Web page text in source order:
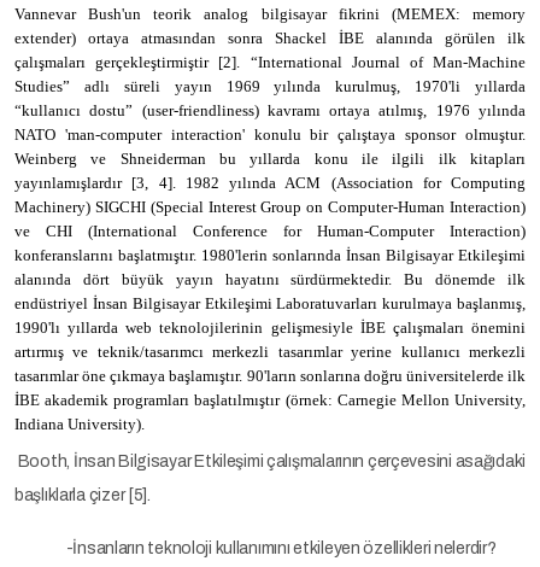
Vannevar Bush'un teorik analog bilgisayar fikrini (MEMEX: memory
extender) ortaya atmasından sonra Shackel İBE alanında görülen ilk
çalışmaları gerçekleştirmiştir [2]. “International Journal of Man-Machine
Studies” adlı süreli yayın 1969 yılında kurulmuş, 1970'li yıllarda
“kullanıcı dostu” (user-friendliness) kavramı ortaya atılmış, 1976 yılında
NATO 'man-computer interaction' konulu bir çalıştaya sponsor olmuştur.
Weinberg ve Shneiderman bu yıllarda konu ile ilgili ilk kitapları
yayınlamışlardır [3, 4]. 1982 yılında ACM (Association for Computing
Machinery) SIGCHI (Special Interest Group on Computer-Human Interaction)
ve CHI (International Conference for Human-Computer Interaction)
konferanslarını başlatmıştır. 1980'lerin sonlarında İnsan Bilgisayar Etkileşimi
alanında dört büyük yayın hayatını sürdürmektedir. Bu dönemde ilk
endüstriyel İnsan Bilgisayar Etkileşimi Laboratuvarları kurulmaya başlanmış,
1990'lı yıllarda web teknolojilerinin gelişmesiyle İBE çalışmaları önemini
artırmış ve teknik/tasarımcı merkezli tasarımlar yerine kullanıcı merkezli
tasarımlar öne çıkmaya başlamıştır. 90'ların sonlarına doğru üniversitelerde ilk
İBE akademik programları başlatılmıştır (örnek: Carnegie Mellon University,
Indiana University).
Booth, İnsan Bilgisayar Etkileşimi çalışmalarının çerçevesini asağıdaki
başlıklarla çizer [5].
-İnsanların teknoloji kullanımını etkileyen özellikleri nelerdir?